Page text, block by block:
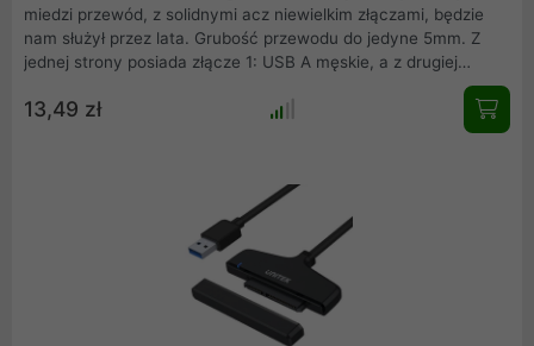
miedzi przewód, z solidnymi acz niewielkim złączami, będzie
nam służył przez lata. Grubość przewodu do jedyne 5mm. Z
jednej strony posiada złącze 1: USB A męskie, a z drugiej
złącze 2: USB A żeńskie. Nie wymaga dodatkowego zasilania
przy urządzeniach o małym poborze mocy.
13,49 zł